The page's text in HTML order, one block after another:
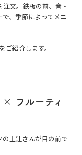
文。鉄板の前、音・
、季節によってメニ
紹介します。
フルーティ
上辻さんが目の前で